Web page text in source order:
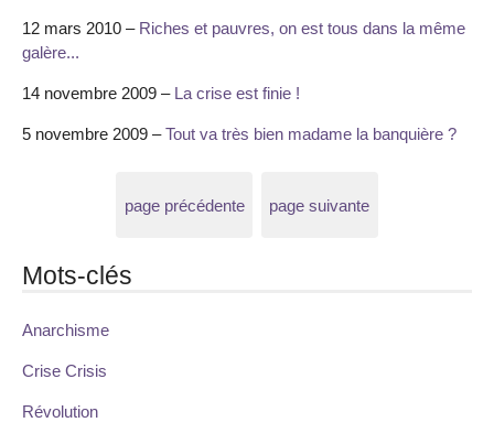
12 mars 2010 – Riches et pauvres, on est tous dans la même
galère...
14 novembre 2009 – La crise est finie !
5 novembre 2009 –Tout va très bien madame la banquière ?
page précédente page suivante
Mots-clés
Anarchisme
Crise Crisis
Révolution